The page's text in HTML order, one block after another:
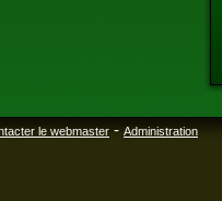
le webmaster - Administration